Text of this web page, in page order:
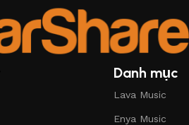
Danh mục
Lava Music
Enya Music